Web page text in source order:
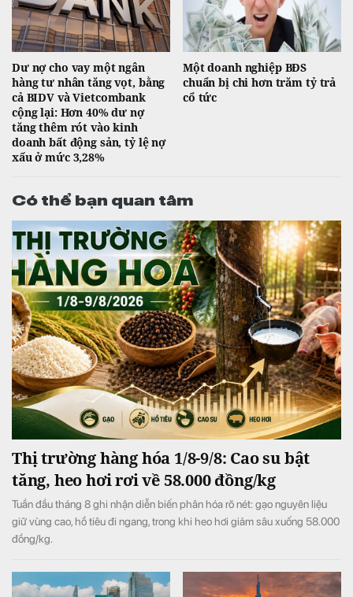
Dư nợ cho vay một ngân
hàng tư nhân tăng vọt, bằng
cả BIDV và Vietcombank
cộng lại: Hơn 40% dư nợ
tăng thêm rót vào kinh
doanh bất động sản, tỷ lệ nợ
xấu ở mức 3,28%
Một doanh nghiệp BĐS
chuẩn bị chi hơn trăm tỷ trả
cổ tức
Có thể bạn quan tâm
Thị trường hàng hóa 1/8-9/8: Cao su bật
tăng, heo hơi rơi về 58.000 đồng/kg
Tuần đầu tháng 8 ghi nhận diễn biến phân hóa rõ nét: gạo nguyên liệu
giữ vùng cao, hồ tiêu đi ngang, trong khi heo hơi giảm sâu xuống 58.000
đồng/kg.